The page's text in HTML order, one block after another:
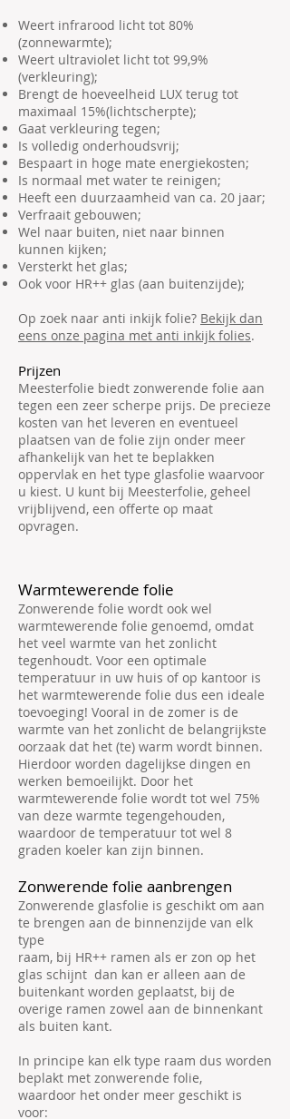
Weert infrarood licht tot 80%
(zonnewarmte);
Weert ultraviolet licht tot 99,9%
(verkleuring);
Brengt de hoeveelheid LUX terug tot
maximaal 15%(lichtscherpte);
Gaat verkleuring tegen;
Is volledig onderhoudsvrij;
Bespaart in hoge mate energiekosten;
Is normaal met water te reinigen;
Heeft een duurzaamheid van ca. 20 jaar;
Verfraait gebouwen;
Wel naar buiten, niet naar binnen
kunnen kijken;
Versterkt het glas;
Ook voor HR++ glas (aan buitenzijde);
Op zoek naar anti inkijk folie? Bekijk dan
eens onze pagina met anti inkijk folies.
Prijzen
Meesterfolie biedt zonwerende folie aan
tegen een zeer scherpe prijs. De precieze
kosten van het leveren en eventueel
plaatsen van de folie zijn onder meer
afhankelijk van het te beplakken
oppervlak en het type glasfolie waarvoor
u kiest. U kunt bij Meesterfolie, geheel
vrijblijvend, een offerte op maat
opvragen.
Warmtewerende folie
Zonwerende folie wordt ook wel
warmtewerende folie genoemd, omdat
het veel warmte van het zonlicht
tegenhoudt. Voor een optimale
temperatuur in uw huis of op kantoor is
het warmtewerende folie dus een ideale
toevoeging! Vooral in de zomer is de
warmte van het zonlicht de belangrijkste
oorzaak dat het (te) warm wordt binnen.
Hierdoor worden dagelijkse dingen en
werken bemoeilijkt. Door het
warmtewerende folie wordt tot wel 75%
van deze warmte tegengehouden,
waardoor de temperatuur tot wel 8
graden koeler kan zijn binnen.
Zonwerende folie aanbrengen
Zonwerende glasfolie is geschikt om aan
te brengen aan de binnenzijde van elk
type
raam, bij HR++ ramen als er zon op het
glas schijnt dan kan er alleen aan de
buitenkant worden geplaatst, bij de
overige ramen zowel aan de binnenkant
als buiten kant.
In principe kan elk type raam dus worden
beplakt met zonwerende folie,
waardoor het onder meer geschikt is
voor: